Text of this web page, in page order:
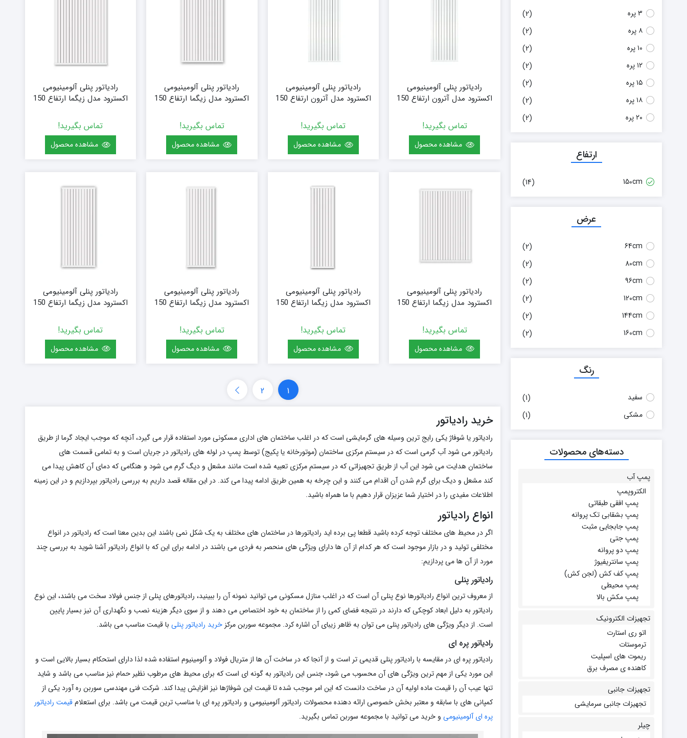
رادیاتور پنلی آلومینیومی
اکسترود مدل آترون ارتفاع 150
تماس بگیرید!
مشاهده محصول
رادیاتور پنلی آلومینیومی
اکسترود مدل آترون ارتفاع 150
تماس بگیرید!
مشاهده محصول
رادیاتور پنلی آلومینیومی
اکسترود مدل زیگما ارتفاع 150
تماس بگیرید!
مشاهده محصول
رادیاتور پنلی آلومینیومی
اکسترود مدل زیگما ارتفاع 150
تماس بگیرید!
مشاهده محصول
رادیاتور پنلی آلومینیومی
اکسترود مدل زیگما ارتفاع 150
تماس بگیرید!
مشاهده محصول
رادیاتور پنلی آلومینیومی
اکسترود مدل زیگما ارتفاع 150
تماس بگیرید!
مشاهده محصول
رادیاتور پنلی آلومینیومی
اکسترود مدل زیگما ارتفاع 150
تماس بگیرید!
مشاهده محصول
رادیاتور پنلی آلومینیومی
اکسترود مدل زیگما ارتفاع 150
تماس بگیرید!
مشاهده محصول
1
2
خرید رادیاتور
رادیاتور یا شوفاژ یکی رایج ترین وسیله های گرمایشی است که در اغلب ساختمان های اداری مسکونی مورد استفاده قرار می گیرد، آنچه که موجب ایجاد گرما از طریق
رادیاتور می شود آب گرمی است که در سیستم مرکزی ساختمان (موتورخانه یا پکیج) توسط پمپ در لوله های رادیاتور در جریان است و به تمامی قسمت های
ساختمان هدایت می شود این آب از طریق تجهیزاتی که در سیستم مرکزی تعبیه شده است مانند مشعل و دیگ گرم می شود و هنگامی که دمای آن کاهش پیدا می
کند مشعل و دیگ برای گرم شدن آن اقدام می کنند و این چرخه به همین طریق ادامه پیدا می کند. در این مقاله قصد داریم به بررسی رادیاتور بپردازیم و در این زمینه
اطلاعات مفیدی را در اختیار شما عزیزان قرار دهیم با ما همراه باشید.
انواع رادیاتور
اگر در محیط های مختلف توجه کرده باشید قطعا پی برده اید رادیاتورها در ساختمان های مختلف به یک شکل نمی باشند این بدین معنا است که رادیاتور در انواع
مختلفی تولید و در بازار موجود است که هر کدام از آن ها دارای ویژگی های منحصر به فردی می باشند در ادامه برای این که با انواع رادیاتور آشنا شوید به بررسی چند
مورد از آن ها می پردازیم:
رادیاتور پنلی
از معروف ترین انواع رادیاتورها نوع پنلی آن است که در اغلب منازل مسکونی می توانید نمونه آن را ببینید، رادیاتورهای پنلی از جنس فولاد سخت می باشند، این نوع
رادیاتور به دلیل ابعاد کوچکی که دارند در نتیجه فضای کمی را از ساختمان به خود اختصاص می دهند و از سوی دیگر هزینه نصب و نگهداری آن نیز بسیار پایین
است. از دیگر ویژگی های رادیاتور پنلی می توان به ظاهر زیبای آن اشاره کرد. مجموعه سوربن مرکزخرید رادیاتور پنلی با قیمت مناسب می باشد.
رادیاتور پره ای
رادیاتور پره ای در مقایسه با رادیاتور پنلی قدیمی تر است و از آنجا که در ساخت آن ها از متریال فولاد و آلومینیوم استفاده شده لذا دارای استحکام بسیار بالایی است و
این مورد یکی از مهم ترین ویژگی های آن محسوب می شود، جنس این رادیاتور به گونه ای است که برای محیط های مرطوب نظیر حمام نیز مناسب می باشد و شاید
تنها عیب آن را قیمت ماده اولیه آن در ساخت دانست که این امر موجب شده تا قیمت این شوفاژها نیز افزایش پیدا کند. شرکت فنی مهندسی سوربن ره آورد یکی از
کمپانی های با سابقه و معتبر بخش خصوصی ارائه دهنده محصولات رادیاتور آلومینیومی و رادیاتور پره ای با مناسب ترین قیمت می باشد. برای استعلامقیمت رادیاتور
پره ای آلومینیومی و خرید می توانید با مجموعه سوربن تماس بگیرید.
لورچ
۳ پره
(2)
۸ پره
(2)
۱۰ پره
(2)
۱۲ پره
(2)
۱۵ پره
(2)
۱۸ پره
(2)
۲۰ پره
(2)
ارتفاع
150cm
(14)
عرض
64cm
(2)
80cm
(2)
96cm
(2)
120cm
(2)
144cm
(2)
160cm
(2)
رنگ
سفید
(1)
مشکی
(1)
دسته‌های محصولات
پمپ آب
الکتروپمپ
پمپ افقی طبقاتی
پمپ بشقابی تک پروانه
پمپ جابجایی مثبت
پمپ جتی
پمپ دو پروانه
پمپ سانتریفیوژ
پمپ کف کش (لجن کش)
پمپ محیطی
پمپ مکش بالا
تجهیزات الکترونیک
اتو ری استارت
ترموستات
ریموت های اسپلیت
کاهنده ی مصرف برق
تجهیزات جانبی
تجهیزات جانبی سرمایشی
چیلر